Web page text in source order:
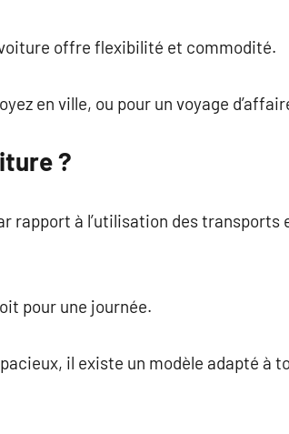
offre flexibilité et commodité.
en ville, ou pour un voyage
?
rapport à l’utilisation des transports
pour une journée.
il existe un modèle adapté à